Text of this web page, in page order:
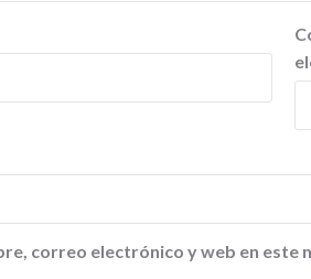
correo electrónico y web en este